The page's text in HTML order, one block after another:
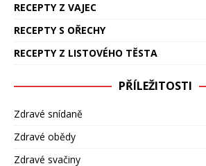
RECEPTY Z VAJEC
RECEPTY S OŘECHY
RECEPTY Z LISTOVÉHO TĚSTA
PŘÍLEŽITOSTI
Zdravé snídaně
Zdravé obědy
Zdravé svačiny